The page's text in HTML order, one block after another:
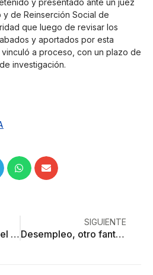
de Reinserción Social de
que luego de revisar los
y aportados por esta
a proceso, con un plazo de
investigación.
Impulsa gobierno del Edoméx nuevo modelo de movilidad
SIGUIENTE
Desempleo, otro fantasma que oprime al Edoméx